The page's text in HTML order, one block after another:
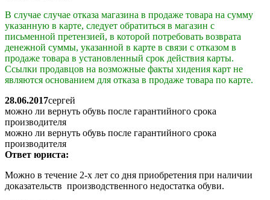
В случае случае отказа магазина в продаже товара на сумму
указанную в карте, следует обратиться в магазин с
письменной претензией, в которой потребовать возврата
денежной суммы, указанной в карте в связи с отказом в
продаже товара в установленный срок действия карты.
Ссылки продавцов на возможные факты хидения карт не
являются основанием для отказа в продаже товара по карте.
28.06.2017сергей
можно ли вернуть обувь после гарантийного срока
производителя
можно ли вернуть обувь после гарантийного срока
производителя
Ответ юриста:
Можно в течение 2-х лет со дня приобретения при наличии
доказательств производственного недостатка обуви.